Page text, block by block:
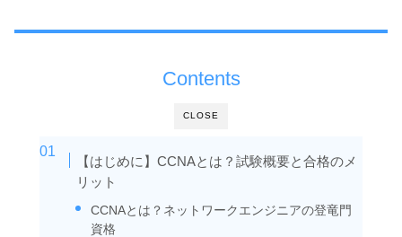
CLOSE
Contents
【はじめに】CCNAとは？試験概要と合格のメ
リット
CCNAとは？ネットワークエンジニアの登竜門
資格